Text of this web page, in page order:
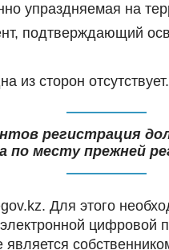
упраздняемая на
подтверждающий
из сторон отсутствует.
регистрация
по месту прежней
Для этого